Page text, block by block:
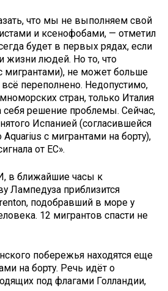
что мы не выполняем свой
и ксенофобами, — отметил
будет в первых рядах, если
жизни людей. Но то, что
мигрантами), не может больше
переполнено. Недопустимо,
стран, только Италия
решение проблемы. Сейчас,
Испанией (согласившейся
Aquarius c мигрантами на борту),
от ЕС».
в ближайшие часы к
Лампедуза приблизится
подобравший в море у
12 мигрантов спасти не
побережья находятся еще
на борту. Речь идёт о
под флагами Голландии,